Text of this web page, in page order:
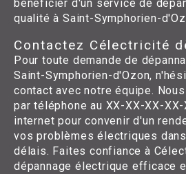
bénéficier d'un service de
qualité à Saint-Symphorien-
Contactez Célectricité
Pour toute demande de
Saint-Symphorien-d'Ozon,
contact avec notre équipe.
par téléphone au XX-XX-XX-
internet pour convenir d'un
vos problèmes électriques
délais. Faites confiance à
dépannage électrique efficace